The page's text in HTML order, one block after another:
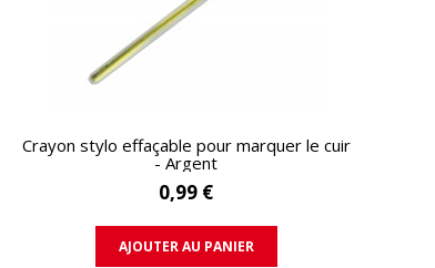
APERÇU RAPIDE
Crayon stylo effaçable pour marquer le cuir
- Argent
0,99 €
AJOUTER AU PANIER